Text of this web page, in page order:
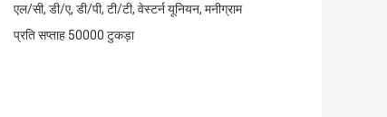
एल/सी, डी/ए, डी/पी, टी/टी, वेस्टर्न यूनियन, मनीग्राम
प्रति सप्ताह 50000 टुकड़ा